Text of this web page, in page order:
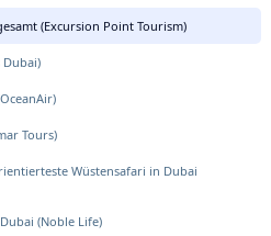
(Excursion Point Tourism)
Dubai)
Tours)
Wüstensafari in Dubai
(Noble Life)